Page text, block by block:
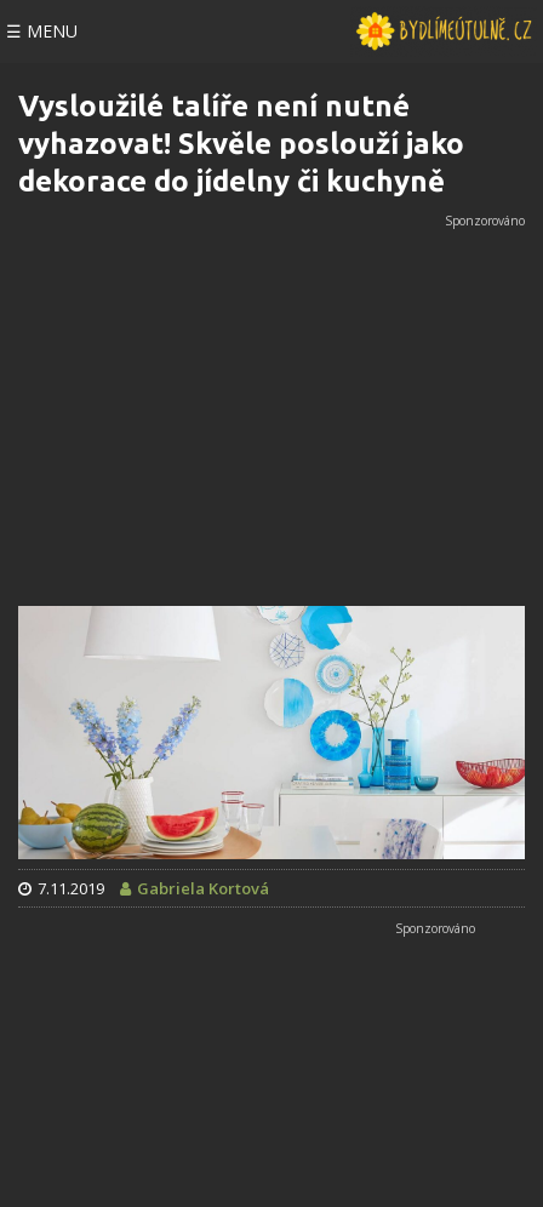
☰ MENU
Vysloužilé talíře není nutné
vyhazovat! Skvěle poslouží jako
dekorace do jídelny či kuchyně
7.11.2019 Gabriela Kortová